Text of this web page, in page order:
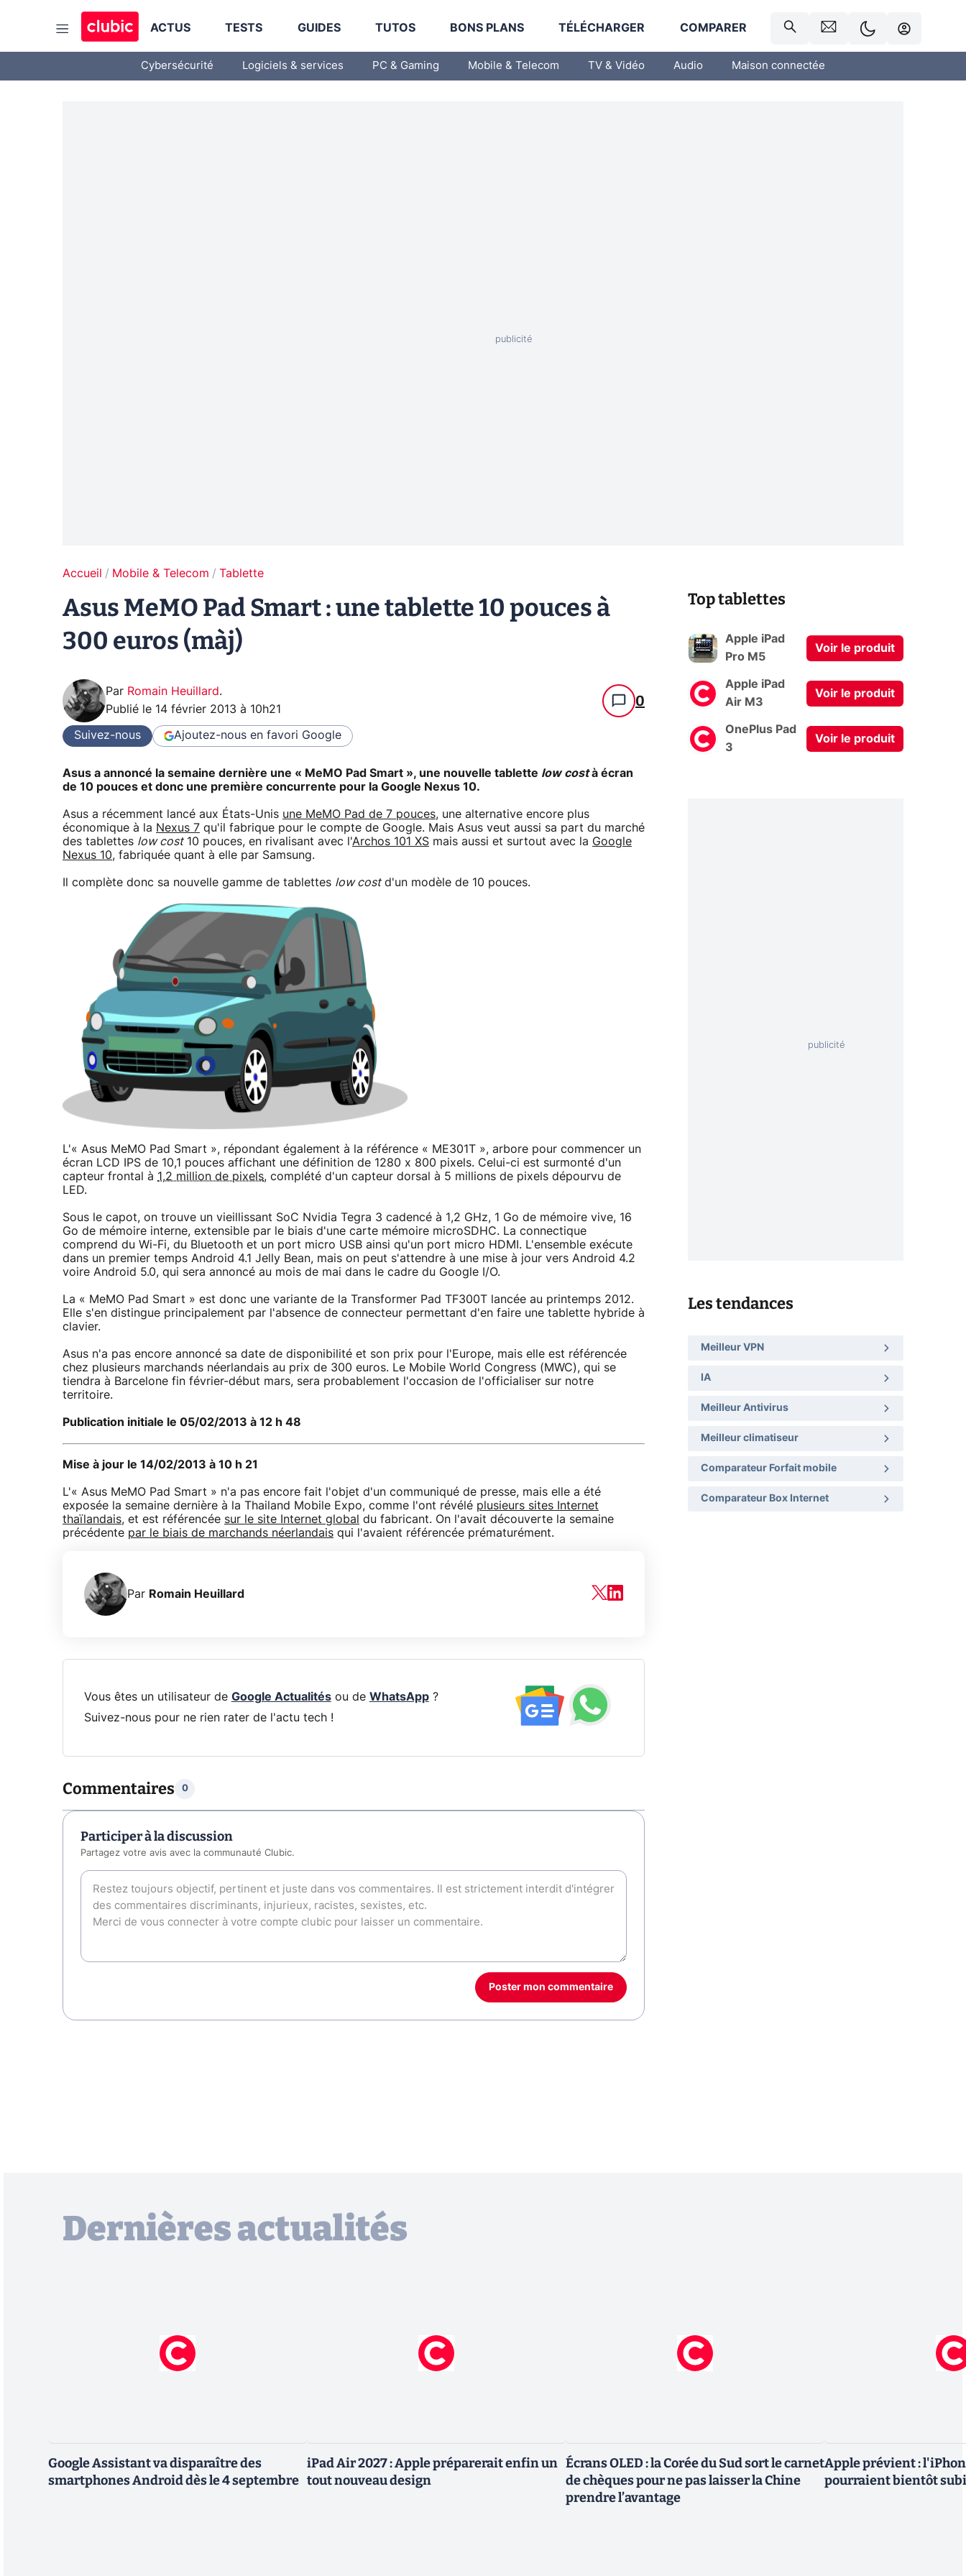
ACTUS TESTS GUIDES TUTOS BONS PLANS TÉLÉCHARGER COMPARER
Cybersécurité Logiciels & services PC & Gaming Mobile & Telecom TV & Vidéo Audio Maison connectée
Accueil Mobile & Telecom Tablette
Asus MeMO Pad Smart : une tablette 10 pouces à
300 euros (màj)
Par Romain Heuillard.
Publié le 14 février 2013 à 10h21 0
Suivez-nous Ajoutez-nous en favori Google
Asus a annoncé la semaine dernière une « MeMO Pad Smart », une nouvelle tablette low costà écran
de 10 pouces et donc une première concurrente pour la Google Nexus 10.
Asus a récemment lancé aux États-Unis une MeMO Pad de 7 pouces, une alternative encore plus
économique à la Nexus 7 qu'il fabrique pour le compte de Google. Mais Asus veut aussi sa part du marché
des tablettes low cost10 pouces, en rivalisant avec l'Archos 101 XS mais aussi et surtout avec la Google
Nexus 10, fabriquée quant à elle par Samsung.
Il complète donc sa nouvelle gamme de tablettes low costd'un modèle de 10 pouces.
L'« Asus MeMO Pad Smart », répondant également à la référence « ME301T », arbore pour commencer un
écran LCD IPS de 10,1 pouces affichant une définition de 1280 x 800 pixels. Celui-ci est surmonté d'un
capteur frontal à 1,2 million de pixels, complété d'un capteur dorsal à 5 millions de pixels dépourvu de
LED.
Sous le capot, on trouve un vieillissant SoC Nvidia Tegra 3 cadencé à 1,2 GHz, 1 Go de mémoire vive, 16
Go de mémoire interne, extensible par le biais d'une carte mémoire microSDHC. La connectique
comprend du Wi-Fi, du Bluetooth et un port micro USB ainsi qu'un port micro HDMI. L'ensemble exécute
dans un premier temps Android 4.1 Jelly Bean, mais on peut s'attendre à une mise à jour vers Android 4.2
voire Android 5.0, qui sera annoncé au mois de mai dans le cadre du Google I/O.
La « MeMO Pad Smart » est donc une variante de la Transformer Pad TF300T lancée au printemps 2012.
Elle s'en distingue principalement par l'absence de connecteur permettant d'en faire une tablette hybride à
clavier.
Asus n'a pas encore annoncé sa date de disponibilité et son prix pour l'Europe, mais elle est référencée
chez plusieurs marchands néerlandais au prix de 300 euros. Le Mobile World Congress (MWC), qui se
tiendra à Barcelone fin février-début mars, sera probablement l'occasion de l'officialiser sur notre
territoire.
Publication initiale le 05/02/2013 à 12 h 48
Mise à jour le 14/02/2013 à 10 h 21
L'« Asus MeMO Pad Smart » n'a pas encore fait l'objet d'un communiqué de presse, mais elle a été
exposée la semaine dernière à la Thailand Mobile Expo, comme l'ont révélé plusieurs sites Internet
thaïlandais, et est référencée sur le site Internet global
du fabricant. On l'avait découverte la semaine
précédente par le biais de marchands néerlandais qui l'avaient référencée prématurément.
Par Romain Heuillard
Vous êtes un utilisateur de Google Actualitésou de WhatsApp?
Suivez-nous pour ne rien rater de l'actu tech !
Commentaires 0
Participer à la discussion
Partagez votre avis avec la communauté Clubic.
Poster mon commentaire
Top tablettes
Apple iPad
Pro M5
Voir le produit
Apple iPad
Air M3
Voir le produit
OnePlus Pad
3
Voir le produit
Les tendances
Meilleur VPN
IA
Meilleur Antivirus
Meilleur climatiseur
Comparateur Forfait mobile
Comparateur Box Internet
Dernières actualités
Google Assistant va disparaître des
smartphones Android dès le 4 septembre
iPad Air 2027 : Apple préparerait enfin un
tout nouveau design
Écrans OLED : la Corée du Sud sort le carnet
de chèques pour ne pas laisser la Chine
prendre l’avantage
Apple prévient :
pourraient bientôt